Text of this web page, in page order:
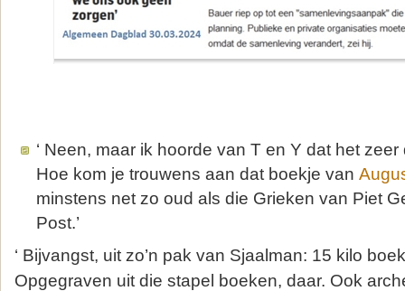
‘ Neen, maar ik hoorde van T en Y dat het
Hoe kom je trouwens aan dat boekje van
minstens net zo oud als die Grieken van Piet
Post.’
‘ Bijvangst, uit zo’n pak van Sjaalman: 15 kilo
Opgegraven uit die stapel boeken, daar. Ook